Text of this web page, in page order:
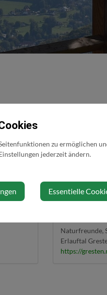
der Gruppe nur an Rennrad &
steht. Das Tempo
kontrolliert, damit die
darf gerne auch mal Gas
Ausfahrt nur bei trockener
670 2020725 Mail:
Naturfreunde,
Erlauftal
https://
zu ermöglichen
jederzeit ändern.
Essentielle